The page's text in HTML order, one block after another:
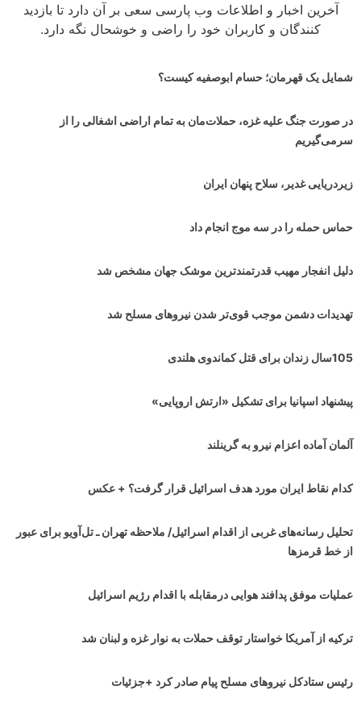
آخرین اخبار و اطلاعات وب پارسی سعی بر آن دارد تا بازدید
کنندگان و کاربران خود را راضی و خوشحال نگه دارد.
شمایل یک قهرمان؛ حسام ابوصفیه کیست؟
در صورت جنگ علیه غزه، حملات‌مان به تمام اراضی اشغالی را از
سرمی‌گیریم
زیردریایی غدیر، سلاح پنهان ایران
حماس حمله را در سه موج انجام داد
دلیل انفجار مهیب قدرتمندترین موشک جهان مشخص شد
تهدیدات دشمن موجب قوی‌تر شدن نیروهای مسلح شد
105سال زندان برای قتل کماندوی هلندی
پیشنهاد اسپانیا برای تشکیل «ارتش اروپایی»
آلمان آماده اعزام نیرو به گرینلند
کدام نقاط ایران مورد هدف اسرائیل قرار گرفت؟ + عکس
تحلیل رسانه‌های غربی از اقدام اسرائیل/ ملاحظه تهران ـ تل‌آویو برای عبور
از خط قرمزها
عملیات موفق پدافند هوایی درمقابله با اقدام رژیم اسرائیل
ترکیه از آمریکا خواستار توقف حملات به نوار غزه و لبنان شد
رئیس ستادکل نیروهای مسلح پیام صادر کرد +جزئیات